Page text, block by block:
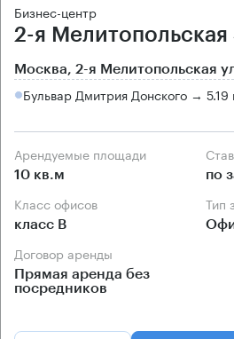
Бизнес-центр
2-я
Москва, 2-я Мелитопольская
Бульвар Дмитрия Донского → 5.19
Арендуемые площади
10 кв.м по
Класс офисов
класс B
Тип
Договор аренды
Прямая аренда без
посредников